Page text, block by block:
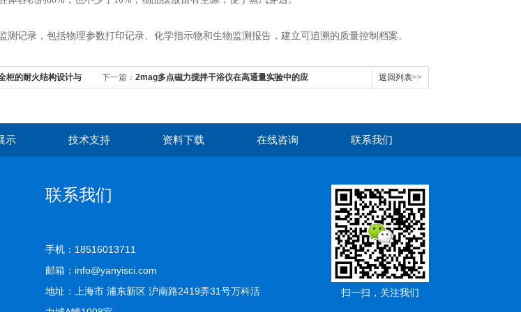
记录，包括物理参数打印记录、化学指示物和生物监测报告，建立可追溯的质量控制档案。
柜的耐火结构设计与 下一篇： 2mag多点磁力搅拌干浴仪在高通量实验中的应 返回列表>>
示 技术支持 资料下载 在线咨询 联系我们
联系我们
手机：18516013711
邮箱：info@yanyisci.com
地址：上海市 浦东新区 沪南路2419弄31号万科活
扫一扫，关注我们